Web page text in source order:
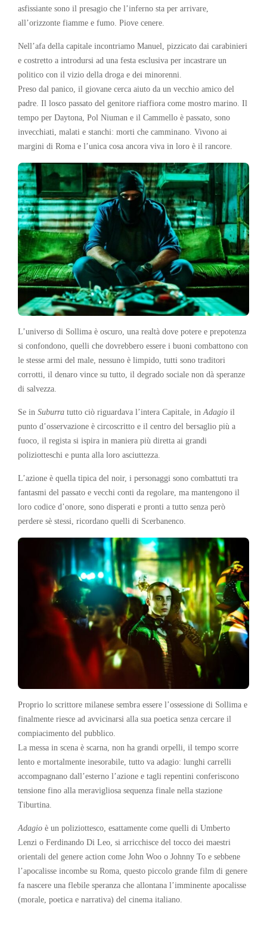
asfissiante sono il presagio che l’inferno sta per arrivare,
all’orizzonte fiamme e fumo. Piove cenere.
Nell’afa della capitale incontriamo Manuel, pizzicato dai carabinieri
e costretto a introdursi ad una festa esclusiva per incastrare un
politico con il vizio della droga e dei minorenni.
Preso dal panico, il giovane cerca aiuto da un vecchio amico del
padre. Il losco passato del genitore riaffiora come mostro marino. Il
tempo per Daytona, Pol Niuman e il Cammello è passato, sono
invecchiati, malati e stanchi: morti che camminano. Vivono ai
margini di Roma e l’unica cosa ancora viva in loro è il rancore.
L’universo di Sollima è oscuro, una realtà dove potere e prepotenza
si confondono, quelli che dovrebbero essere i buoni combattono con
le stesse armi del male, nessuno è limpido, tutti sono traditori
corrotti, il denaro vince su tutto, il degrado sociale non dà speranze
di salvezza.
Se in Suburra tutto ciò riguardava l’intera Capitale, in Adagio il
punto d’osservazione è circoscritto e il centro del bersaglio più a
fuoco, il regista si ispira in maniera più diretta ai grandi
poliziotteschi e punta alla loro asciuttezza.
L’azione è quella tipica del noir, i personaggi sono combattuti tra
fantasmi del passato e vecchi conti da regolare, ma mantengono il
loro codice d’onore, sono disperati e pronti a tutto senza però
perdere sè stessi, ricordano quelli di Scerbanenco.
Proprio lo scrittore milanese sembra essere l’ossessione di Sollima e
finalmente riesce ad avvicinarsi alla sua poetica senza cercare il
compiacimento del pubblico.
La messa in scena è scarna, non ha grandi orpelli, il tempo scorre
lento e mortalmente inesorabile, tutto va adagio: lunghi carrelli
accompagnano dall’esterno l’azione e tagli repentini conferiscono
tensione fino alla meravigliosa sequenza finale nella stazione
Tiburtina.
Adagio è un poliziottesco, esattamente come quelli di Umberto
Lenzi o Ferdinando Di Leo, si arricchisce del tocco dei maestri
orientali del genere action come John Woo o Johnny To e sebbene
l’apocalisse incombe su Roma, questo piccolo grande film di genere
fa nascere una flebile speranza che allontana l’imminente apocalisse
(morale, poetica e narrativa) del cinema italiano.